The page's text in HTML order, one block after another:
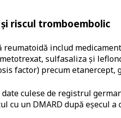
riscul tromboembolic
includ
sulfasaliza și
factor) precum etanercept,
culese de registrul
cu un DMARD după eșecul a